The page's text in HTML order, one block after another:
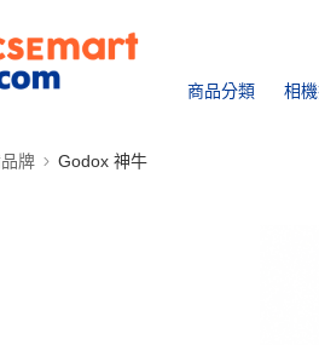
商品分類 相
牌 Godox 神牛